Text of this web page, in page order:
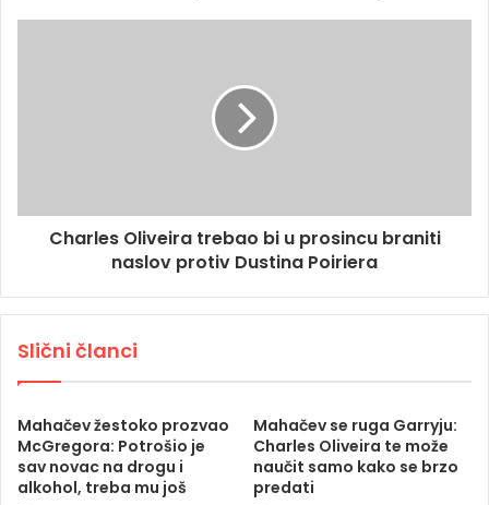
Charles Oliveira trebao bi u prosincu braniti
naslov protiv Dustina Poiriera
Slični članci
Mahačev žestoko prozvao
McGregora: Potrošio je
sav novac na drogu i
alkohol, treba mu još
Mahačev se ruga Garryju:
Charles Oliveira te može
naučit samo kako se brzo
predati